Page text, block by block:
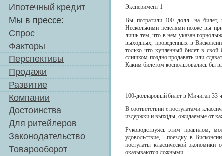
Ипотечный кредит
Мы в прессе:
Спрос
Факторы
Перспективы
Продажи
Развитие
Компании
Достоинства
Для ритейлеров
Законодательство
Товарооборот
Эксперимент 1
Вы потратили 100 долл. на
Несколькими неделями позже вы
лишь тем, что в нем указан
выходных, проведенных в
только что купленный билет в
слишком поздно продавать или
Каким билетом воспользовались бы
100-долларовый билет в Мичиган 33
В соответствии с постулатами
издержки и вьпх)ды, ожидаемые от
Руководствуясь этим правилом,
удовольствие, - поездку в
постулаты классической
оказываются ложными.